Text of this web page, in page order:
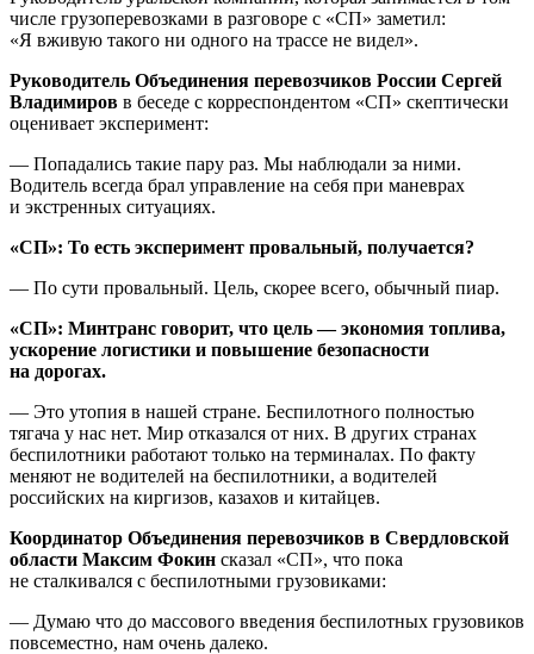
числе грузоперевозками в разговоре с «СП» заметил:
«Я вживую такого ни одного на трассе не видел».
Руководитель Объединения перевозчиков России Сергей
Владимиров в беседе с корреспондентом «СП» скептически
оценивает эксперимент:
— Попадались такие пару раз. Мы наблюдали за ними.
Водитель всегда брал управление на себя при маневрах
и экстренных ситуациях.
«СП»: То есть эксперимент провальный, получается?
— По сути провальный. Цель, скорее всего, обычный пиар.
«СП»: Минтранс говорит, что цель — экономия топлива,
ускорение логистики и повышение безопасности
на дорогах.
— Это утопия в нашей стране. Беспилотного полностью
тягача у нас нет. Мир отказался от них. В других странах
беспилотники работают только на терминалах. По факту
меняют не водителей на беспилотники, а водителей
российских на киргизов, казахов и китайцев.
Координатор Объединения перевозчиков в Свердловской
области Максим Фокин сказал «СП», что пока
не сталкивался с беспилотными грузовиками:
— Думаю что до массового введения беспилотных грузовиков
повсеместно, нам очень далеко.